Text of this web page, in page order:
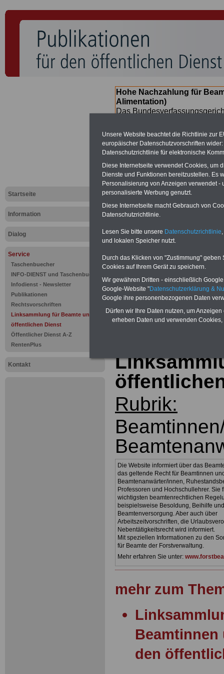
Startseite
Information
Dialog
Service
Taschenbuecher
INFO-DIENST und Taschenbuch
Infodienst - Newsletter
Publikationen
Rechtsvorschriften
Linksammlung für Beamte und den
öffentlichen Dienst
Öffentlicher Dienst A-Z
RentenPlus
Kontakt
Hohe Nachzahlung für
Alimentation)
Das
Neuregelung der Besoldung
(Beamte &
Nachzahlungen
SERVICE gibt hierzu eine
dem Beschluss des
wird (im II. Quartal.2026) >>>
...
zur
Rubrik:
Die Website informiert über das
das geltende Recht für Beamtinnen
Beamtenanwärter/innen,
Professoren und Hochschullehrer. Sie
wichtigsten beamtenrechtlichen
beispielsweise Besoldung, Beihilfe und
Beamtenversorgung. Aber auch über
Arbeitszeitvorschriften, die
Nebentätigkeitsrecht wird informiert.
Mit speziellen Informationen zu den
für Beamte der Forstverwaltung.
Mehr erfahren Sie unter:
mehr zum
Beamtinnen
den
Unsere Website beachtet die Richtlinie zur
europäischer Datenschutzvorschriften
Datenschutzrichtlinie für elektronische
Diese Internetseite verwendet Cookies, um
Dienste und Funktionen bereitzustellen. Es
Personalisierung von Anzeigen verwendet
personalisierte Werbung genutzt.
Diese Internetseite macht Gebrauch von
Datenschutzrichtlinie.
Lesen Sie bitte unsere Datenschutzrichtlinie
und lokalen Speicher nutzt.
Durch das Klicken von "Zustimmung"
Cookies auf Ihrem Gerät zu speichern.
Wir gewähren Dritten - einschließlich
Google-Website "Datenschutzerklärung &
Google ihre personenbezogenen Daten
Dürfen wir Ihre Daten nutzen, um
erheben Daten und verwenden